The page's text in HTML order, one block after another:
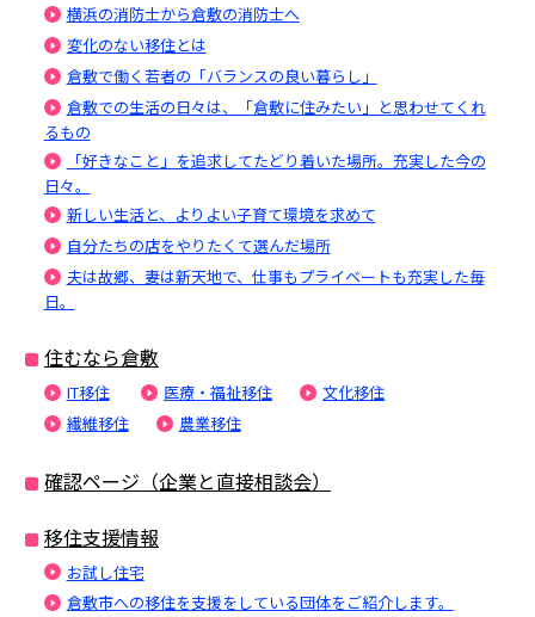
横浜の消防士から倉敷の消防士へ
変化のない移住とは
倉敷で働く若者の「バランスの良い暮らし」
倉敷での生活の日々は、「倉敷に住みたい」と思わせてくれ
るもの
「好きなこと」を追求してたどり着いた場所。充実した今の
日々。
新しい生活と、よりよい子育て環境を求めて
自分たちの店をやりたくて選んだ場所
夫は故郷、妻は新天地で、仕事もプライベートも充実した毎
日。
住むなら倉敷
IT移住 医療・福祉移住
文化移住
繊維移住
農業移住
確認ページ（企業と直接相談会）
移住支援情報
お試し住宅
倉敷市への移住を支援をしている団体をご紹介します。